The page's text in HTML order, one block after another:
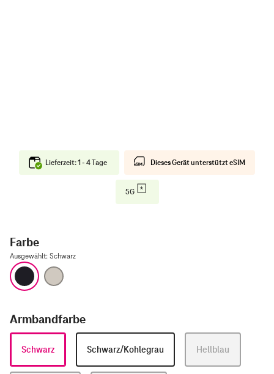
Lieferzeit: 1 - 4 Tage Dieses Gerät unterstützt eSIM
5G
Farbe
Ausgewählt: Schwarz
Schwarz
Armbandfarbe
Schwarz Schwarz/Kohlegrau Hellblau